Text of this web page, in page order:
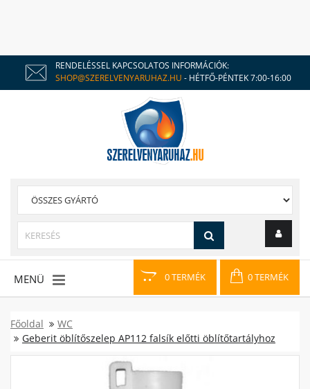
RENDELÉSSEL KAPCSOLATOS INFORMÁCIÓK:
SHOP@SZERELVENYARUHAZ.HU - HÉTFŐ-PÉNTEK 7:00-16:00
0 TERMÉK 0 TERMÉK
MENÜ
Főoldal
WC
Geberit öblítőszelep AP112 falsík előtti öblítőtartályhoz